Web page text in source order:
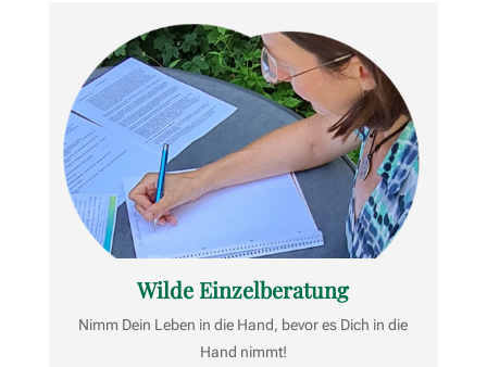
Wilde Einzelberatung
Nimm Dein Leben in die Hand, bevor es Dich in die
Hand nimmt!